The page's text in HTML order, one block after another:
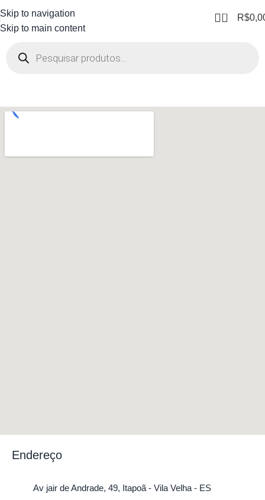
Skip to navigation
Skip to main content
0 R$
Av jair de
Endereço
Av jair de Andrade, 49, Itapoã - Vila Velha - ES